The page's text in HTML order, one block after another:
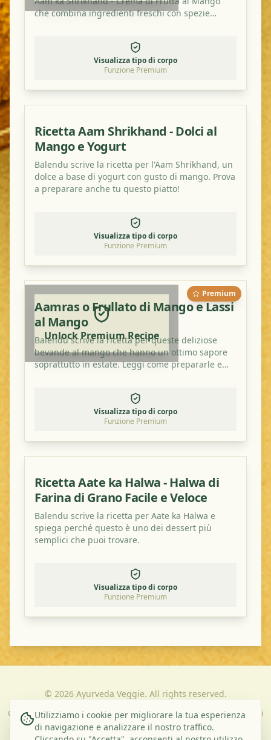
che combina ingredienti freschi con spezie
Visualizza tipo di corpo
Funzione Premium
Ricetta Aam Shrikhand - Dolci al
Mango e Yogurt
Balendu scrive la ricetta per l'Aam Shrikhand, un
dolce a base di yogurt con gusto di mango. Prova
a preparare anche tu questo piatto!
Visualizza tipo di corpo
Funzione Premium
Premium
Unlock Premium Recipe
Aamras o Frullato di Mango e Lassi
al Mango
Balendu scrive la ricetta per queste deliziose
bevande al mango che hanno un ottimo sapore
soprattutto in estate. Leggi come prepararle e
Visualizza tipo di corpo
Funzione Premium
Ricetta Aate ka Halwa - Halwa di
Farina di Grano Facile e Veloce
Balendu scrive la ricetta per Aate ka Halwa e
spiega perché questo è uno dei dessert più
semplici che puoi trovare.
Visualizza tipo di corpo
Funzione Premium
© 2026Ayurveda Veggie. All rights reserved.
Chi SiamoContatti Informativa sulla PrivacyTermini e Condizioni
Utilizziamo i cookie per migliorare la tua esperienza
di navigazione e analizzare il nostro traffico.